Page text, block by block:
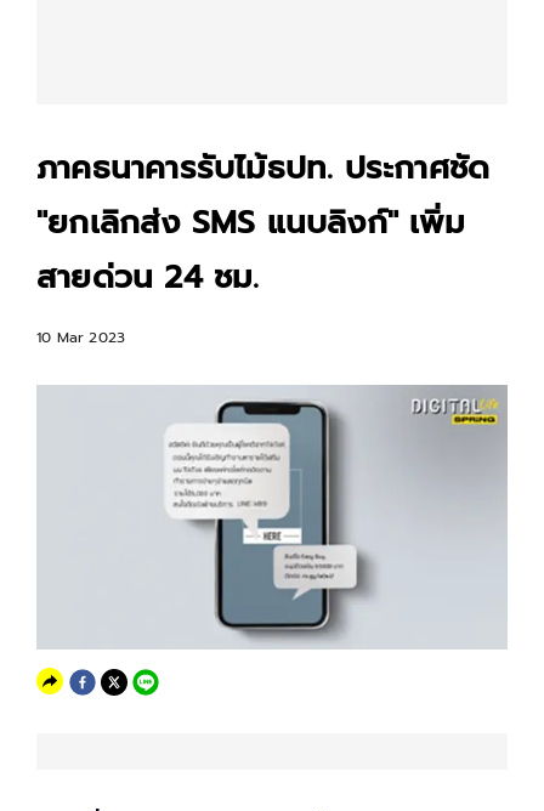
ภาคธนาคารรับไม้ธปท. ประกาศชัด
"ยกเลิกส่ง SMS แนบลิงก์" เพิ่ม
สายด่วน 24 ชม.
10 Mar 2023